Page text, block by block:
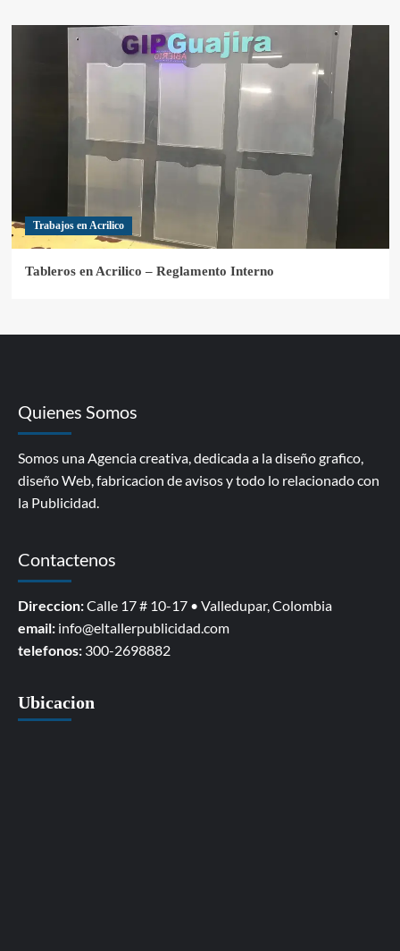
Trabajos en Acrilico
Tableros en Acrilico – Reglamento Interno
Quienes Somos
Somos una Agencia creativa, dedicada a la diseño grafico,
diseño Web, fabricacion de avisos y todo lo relacionado con
la Publicidad.
Contactenos
Direccion:Calle 17 # 10-17 • Valledupar, Colombia
email: info@eltallerpublicidad.com
telefonos: 300-2698882
Ubicacion